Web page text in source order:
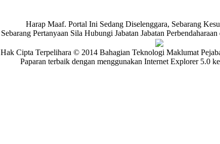
Harap Maaf. Portal Ini Sedang Diselenggara, Sebarang
Sebarang Pertanyaan Sila Hubungi Jabatan Jabatan
Hak Cipta Terpelihara © 2014 Bahagian Teknologi Maklumat
Paparan terbaik dengan menggunakan Internet Explorer 5.0